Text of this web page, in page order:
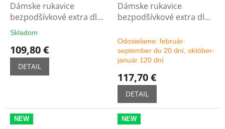
Dámske rukavice
bezpodšívkové extra dlhé
11C - čierne
Priemerné
produktu
5,0
Skladom
109,80 €
DETAIL
Dámske rukavice
bezpodšívkové extra dlhé
farby
Odosielame: február-
september do 20 dní, október-
január 120 dní
117,70 €
DETAIL
NEW NEW